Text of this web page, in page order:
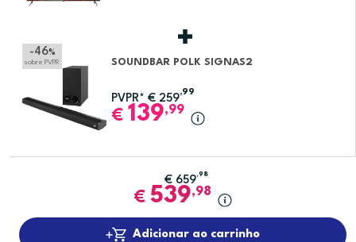
-46%
sobre PVPR SOUNDBAR POLK SIGNAS2
PVPR* € 259
,99
€ 139,99
€ 659,98
€ 539,98
Adicionar ao carrinho